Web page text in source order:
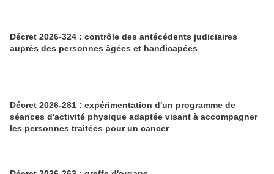
Décret 2026-324 : contrôle des antécédents judiciaires
auprès des personnes âgées et handicapées
Décret 2026-281 : expérimentation d'un programme de
séances d'activité physique adaptée visant à accompagner
les personnes traitées pour un cancer